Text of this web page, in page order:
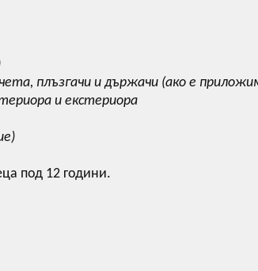
плъзгачи и държачи (ако е
и екстериора
под 12 години.